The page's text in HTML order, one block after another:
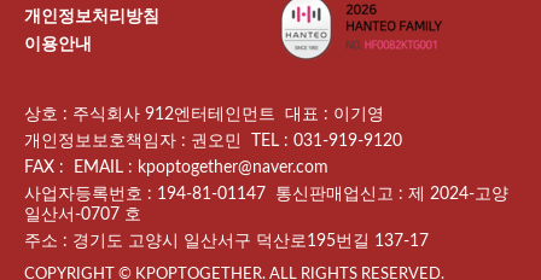
개인정보처리방침
이용안내
상호 : 주식회사 912엔터테인먼트 대표 : 이기영
개인정보보호책임자 : 권오민 TEL : 031-919-9120
FAX : EMAIL : kpoptogether@naver.com
사업자등록번호 : 194-81-01147 통신판매업신고 : 제 2024-고양
일산서-0707 호
주소 : 경기도 고양시 일산서구 덕산로195번길 137-17
COPYRIGHT © KPOPTOGETHER. ALL RIGHTS RESERVED.